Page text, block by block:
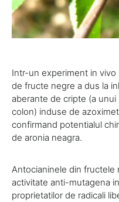
Intr-un experiment in
de fructe negre a dus la
aberante de cripte (a
colon) induse de
confirmand potentialul
de aronia neagra.
Antocianinele din fructele
activitate anti-mutagena
proprietatilor de radicali